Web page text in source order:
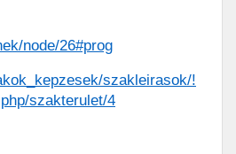
node/26#prog
szakleirasok/!
szakterulet/4